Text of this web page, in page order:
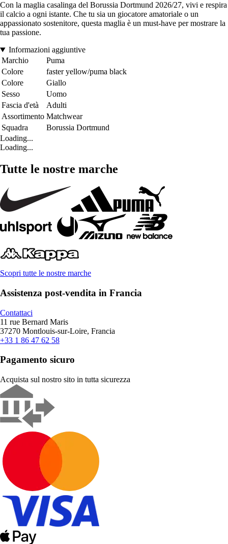
Con la maglia casalinga del Borussia Dortmund 2026/27, vivi e respira
il calcio a ogni istante. Che tu sia un giocatore amatoriale o un
appassionato sostenitore, questa maglia è un must-have per mostrare la
tua passione.
Informazioni aggiuntive
Marchio
Puma
Colore
faster yellow/puma black
Colore
Giallo
Sesso
Uomo
Fascia d'età
Adulti
Assortimento Matchwear
Squadra
Borussia Dortmund
Loading...
Loading...
Tutte le nostre marche
Scopri tutte le nostre marche
Assistenza post-vendita in Francia
Contattaci
11 rue Bernard Maris
37270 Montlouis-sur-Loire, Francia
+33 1 86 47 62 58
Pagamento sicuro
Acquista sul nostro sito in tutta sicurezza